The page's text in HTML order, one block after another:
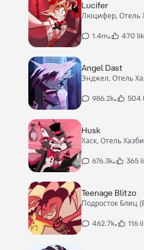
Lucifer
Люцифер, Отель
1.4m• 470
Angel Dast
Энджел, Отель
986.2k• 504
Husk
Хаск, Отель
676.3k• 365
Teenage Blitzo
Подросток Блиц
462.7k• 116